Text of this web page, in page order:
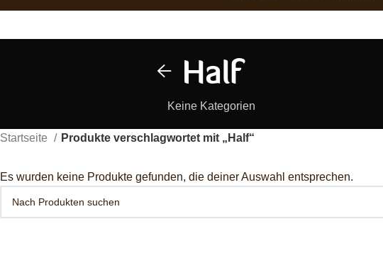
Half
Keine Kategorien
Startseite Produkte verschlagwortet mit „Half“
Es wurden keine Produkte gefunden, die deiner Auswahl entsprechen.